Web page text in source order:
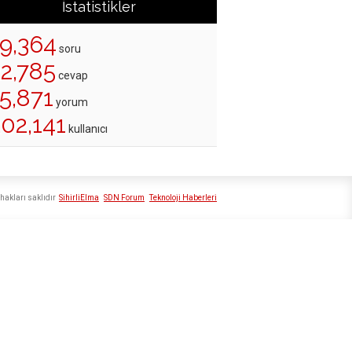
İstatistikler
soru
cevap
yorum
kullanıcı
SihirliElma SDN Forum Teknoloji Haberleri
saklıdır